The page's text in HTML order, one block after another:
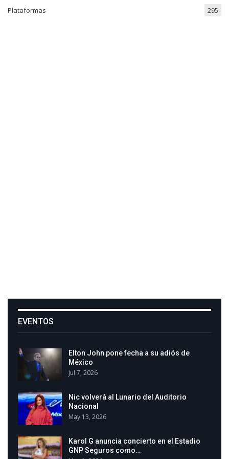
Plataformas 295
EVENTOS
Elton John pone fecha a su adiós de
México
Jul 7, 2026
Nic volverá al Lunario del Auditorio
Nacional
May 13, 2026
Karol G anuncia concierto en el Estadio
GNP Seguros como…